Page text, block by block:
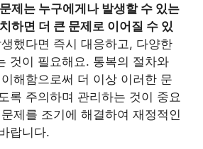
제는 누구에게나 발생할 수 있는
하면 더 큰 문제로 이어질 수 있
했다면 즉시 대응하고, 다양한
것이 필요해요. 통복의 절차와
해함으로써 더 이상 이러한 문
록 주의하며 관리하는 것이 중요
제를 조기에 해결하여 재정적인
랍니다.